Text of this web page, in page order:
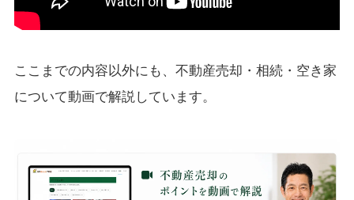
ここまでの内容以外にも、不動産売却・相続・空き家
について動画で解説しています。